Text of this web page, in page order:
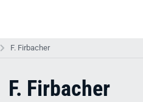
F. Firbacher
F. Firbacher